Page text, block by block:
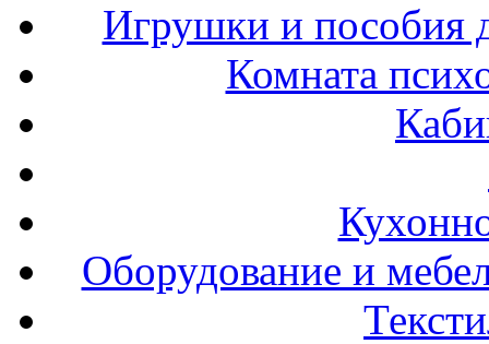
Игрушки и пособия
Комната
Оборудование и